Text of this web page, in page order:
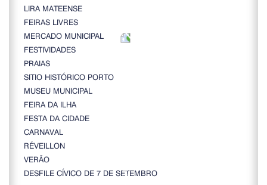
LIRA MATEENSE
FEIRAS LIVRES
MERCADO MUNICIPAL
FESTIVIDADES
PRAIAS
SITIO HISTÓRICO PORTO
MUSEU MUNICIPAL
FEIRA DA ILHA
FESTA DA CIDADE
CARNAVAL
RÉVEILLON
VERÃO
DESFILE CÍVICO DE 7 DE SETEMBRO